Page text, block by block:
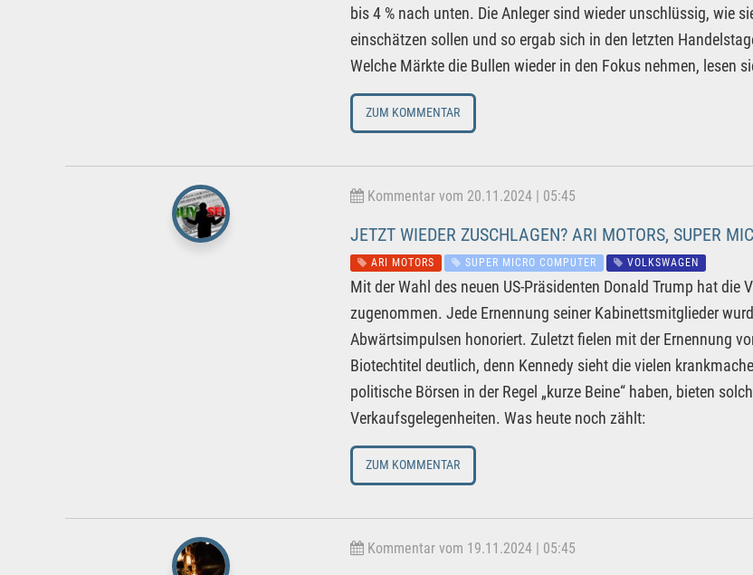
bis 4 % nach unten. Die Anleger sind wieder unschlüssig, wie
einschätzen sollen und so ergab sich in den letzten
Welche Märkte die Bullen wieder in den Fokus nehmen, lesen
ZUM KOMMENTAR
Kommentar vom 20.11.2024 | 05:45
JETZT WIEDER ZUSCHLAGEN? ARI MOTORS, SUPER
ARI MOTORS SUPER MICRO COMPUTER VOLKSWAGEN
Mit der Wahl des neuen US-Präsidenten Donald Trump hat
zugenommen. Jede Ernennung seiner Kabinettsmitglieder
Abwärtsimpulsen honoriert. Zuletzt fielen mit der Ernennung
Biotechtitel deutlich, denn Kennedy sieht die vielen
politische Börsen in der Regel „kurze Beine“ haben, bieten
Verkaufsgelegenheiten. Was heute noch zählt:
ZUM KOMMENTAR
Kommentar vom 19.11.2024 | 05:45